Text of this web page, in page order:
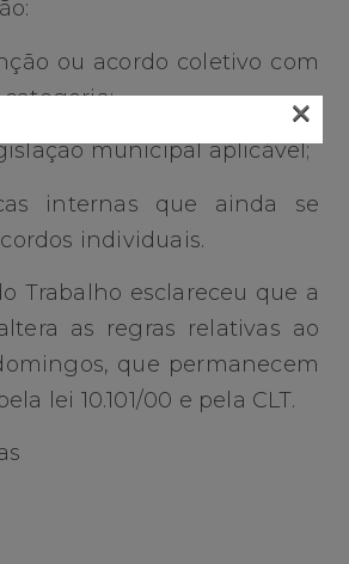
ou acordo coletivo com
municipal aplicável;
internas que ainda se
individuais.
Trabalho esclareceu que a
as regras relativas ao
que permanecem
lei 10.101/00 e pela CLT.
×